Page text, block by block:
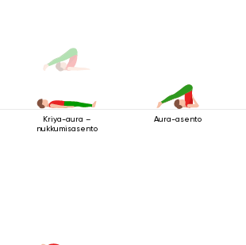
Kriya-aura –
nukkumisasento
Aura-asento